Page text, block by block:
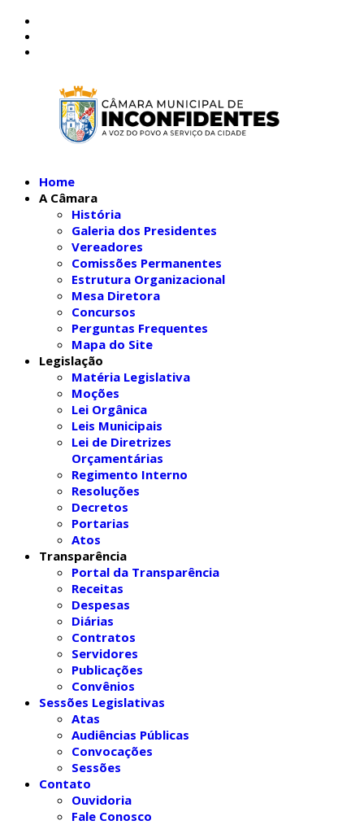
Home
A Câmara
História
Galeria dos Presidentes
Vereadores
Comissões Permanentes
Estrutura Organizacional
Mesa Diretora
Concursos
Perguntas Frequentes
Mapa do Site
Legislação
Matéria Legislativa
Moções
Lei Orgânica
Leis Municipais
Lei de Diretrizes
Orçamentárias
Regimento Interno
Resoluções
Decretos
Portarias
Atos
Transparência
Portal da Transparência
Receitas
Despesas
Diárias
Contratos
Servidores
Publicações
Convênios
Sessões Legislativas
Atas
Audiências Públicas
Convocações
Sessões
Contato
Ouvidoria
Fale Conosco